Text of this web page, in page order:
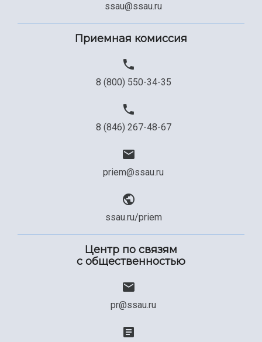
ssau@ssau.ru
Приемная комиссия
8 (800) 550-34-35
8 (846) 267-48-67
priem@ssau.ru
ssau.ru/priem
Центр по связям
с общественностью
pr@ssau.ru